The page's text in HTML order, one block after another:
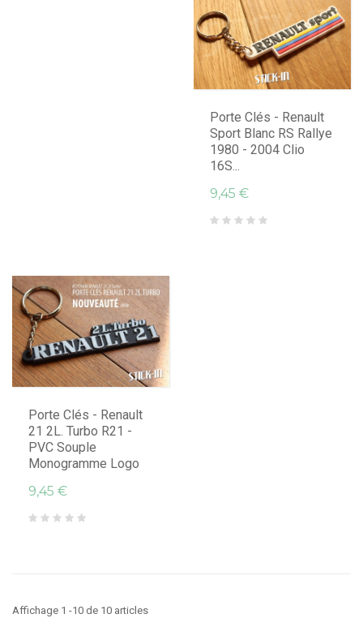
Porte Clés - Renault
Sport Blanc RS Rallye
1980 - 2004 Clio
16S...
9,45 €
Porte Clés - Renault
21 2L. Turbo R21 -
PVC Souple
Monogramme Logo
9,45 €
Affichage 1 -10 de 10 articles